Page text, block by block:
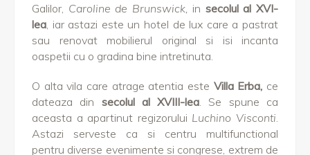
Galilor, Caroline de Brunswick, in secolul al XVI-
lea , iar astazi este un hotel de lux care a pastrat
sau renovat mobilierul original si isi incanta
oaspetii cu o gradina bine intretinuta.
O alta vila care atrage atentia este Villa Erba, ce
dateaza din secolul al XVIII-lea . Se spune ca
aceasta a apartinut regizorului Luchino Visconti
Astazi serveste ca si centru multifunctional
pentru diverse evenimente si congrese, extrem de